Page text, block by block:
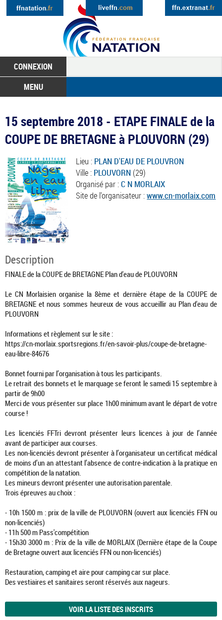
CONNEXION
MENU
15 septembre 2018 - ETAPE FINALE de la
COUPE DE BRETAGNE à PLOUVORN (29)
Lieu : PLAN D'EAU DE PLOUVRON
Ville : PLOUVORN (29)
Organisé par :C N MORLAIX
Site de l'organisateur :www.cn-morlaix.com
Description
FINALE de la COUPE de BRETAGNE Plan d'eau de PLOUVORN
Le CN Morlaisien organise la 8ème et dernière étape de la COUPE de
BRETAGNE et nous sommes heureux de vous accueillir au Plan d'eau de
PLOUVORN
Informations et règlement sur le site :
https://cn-morlaix.sportsregions.fr/en-savoir-plus/coupe-de-bretagne-
eau-libre-84676
Bonnet fourni par l’organisation à tous les participants.
Le retrait des bonnets et le marquage se feront le samedi 15 septembre à
partir de 9h00
Merci de vous présenter sur place 1h00 minimum avant le départ de votre
course !
Les licenciés FFTri devront présenter leurs licences à jour de l’année
avant de participer aux courses.
Les non-licenciés devront présenter à l’organisateur un certificat médical
de moins d’un an attestant l’absence de contre-indication à la pratique en
compétition de la natation.
Les mineurs devront présenter une autorisation parentale.
Trois épreuves au choix :
- 10h 1500 m : prix de la ville de PLOUVORN (ouvert aux licenciés FFN ou
non-licenciés)
- 11h 500 m Pass'compétition
- 15h30 3000 m : Prix de la ville de MORLAIX (Dernière étape de la Coupe
de Bretagne ouvert aux licenciés FFN ou non-licenciés)
Restauration, camping et aire pour camping car sur place.
Des vestiaires et sanitaires seront réservés aux nageurs.
VOIR LA LISTE DES INSCRITS